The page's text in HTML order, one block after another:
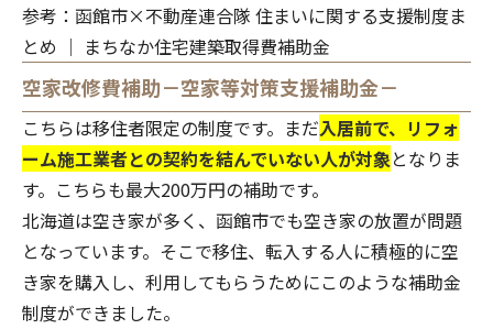
参考： 函館市×不動産連合隊 住まいに関する支援制度ま
とめ │ まちなか住宅建築取得費補助金
空家改修費補助－空家等対策支援補助金－
こちらは移住者限定の制度です。まだ入居前で、リフォ
ーム施工業者との契約を結んでいない人が対象となりま
す。こちらも最大200万円の補助です。
北海道は空き家が多く、函館市でも空き家の放置が問題
となっています。そこで移住、転入する人に積極的に空
き家を購入し、利用してもらうためにこのような補助金
制度ができました。